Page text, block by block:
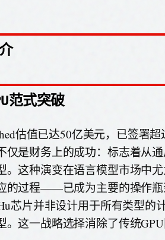
范式突破
估值已达50亿美元，已签署
仅是财务上的成功：标志着从
。这种演变在语言模型市场中
的过程——已成为主要的操作瓶
芯片并非设计用于所有类型的
。这一战略选择消除了传统GPU